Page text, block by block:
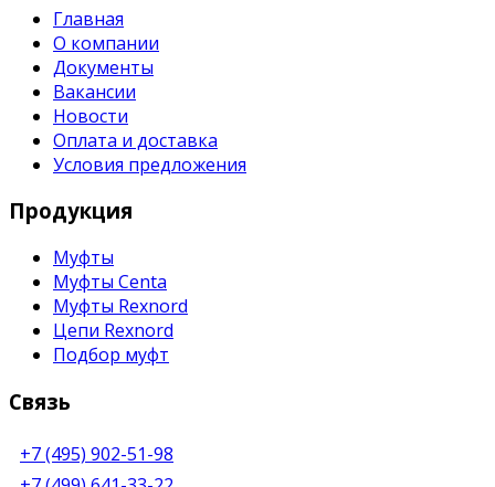
Главная
О компании
Документы
Вакансии
Новости
Оплата и доставка
Условия предложения
Продукция
Муфты
Муфты Centa
Муфты Rexnord
Цепи Rexnord
Подбор муфт
Связь
+7 (495) 902-51-98